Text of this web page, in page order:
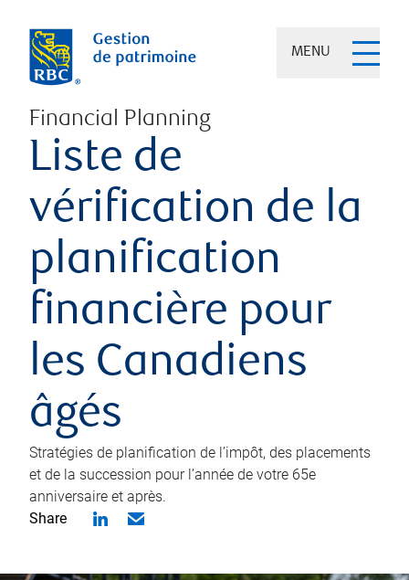
MENU
Financial Planning
Liste de
vérification de la
planification
financière pour
les Canadiens
âgés
Stratégies de planification de l’impôt, des placements
et de la succession pour l’année de votre 65e
anniversaire et après.
Share